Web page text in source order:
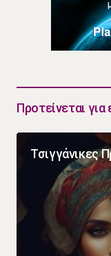
Προτείνεται για
Τσιγγάνικες